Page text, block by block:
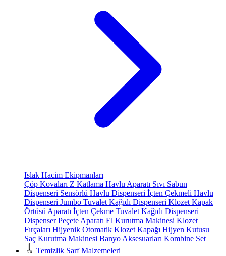
Islak Hacim Ekipmanları
Çöp Kovaları Z Katlama Havlu Aparatı Sıvı Sabun
Dispenseri Sensörlü Havlu Dispenseri İçten Çekmeli Havlu
Dispenseri Jumbo Tuvalet Kağıdı Dispenseri Klozet Kapak
Örtüsü Aparatı İçten Çekme Tuvalet Kağıdı Dispenseri
Dispenser Peçete Aparatı El Kurutma Makinesi Klozet
Fırçaları Hijyenik Otomatik Klozet Kapağı Hijyen Kutusu
Saç Kurutma Makinesi Banyo Aksesuarları Kombine Set
Temizlik Sarf Malzemeleri